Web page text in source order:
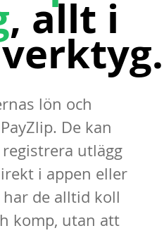
, allt i
lön och
De kan
utlägg
i appen eller
de alltid koll
komp, utan att